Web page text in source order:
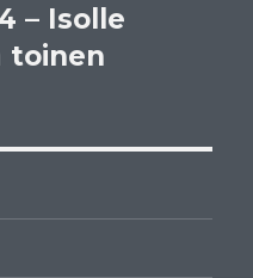
– Isolle
toinen